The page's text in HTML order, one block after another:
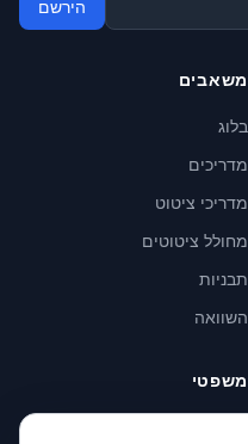
הירשם
משאבים
בלוג
מדריכים
מדריכי ציטוט
מחולל ציטוטים
תבניות
השוואה
משפטי